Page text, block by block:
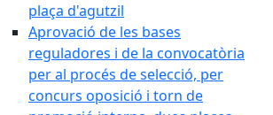
plaça d'agutzil
Aprovació de les bases
reguladores i de la convocatòria
per al procés de selecció, per
concurs oposició i torn de